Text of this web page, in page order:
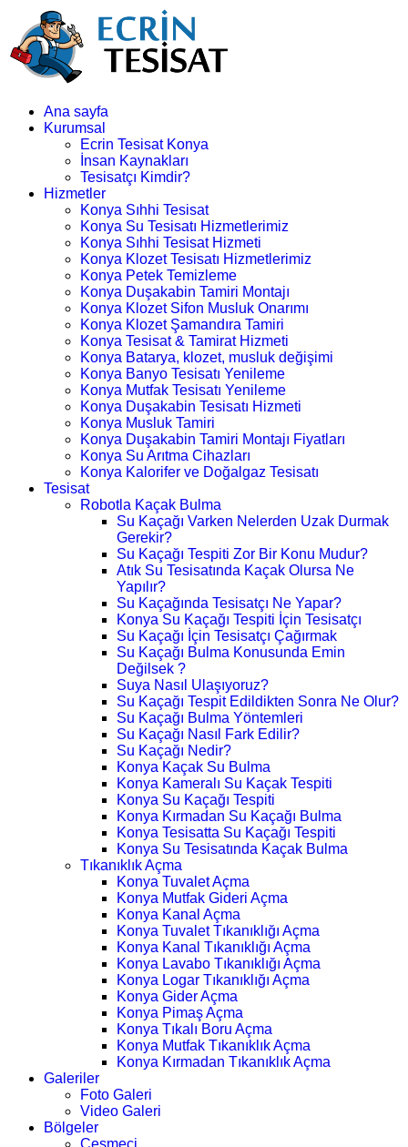
Ana sayfa
Kurumsal
Ecrin Tesisat Konya
İnsan Kaynakları
Tesisatçı Kimdir?
Hizmetler
Konya Sıhhi Tesisat
Konya Su Tesisatı Hizmetlerimiz
Konya Sıhhi Tesisat Hizmeti
Konya Klozet Tesisatı Hizmetlerimiz
Konya Petek Temizleme
Konya Duşakabin Tamiri Montajı
Konya Klozet Sifon Musluk Onarımı
Konya Klozet Şamandıra Tamiri
Konya Tesisat & Tamirat Hizmeti
Konya Batarya, klozet, musluk değişimi
Konya Banyo Tesisatı Yenileme
Konya Mutfak Tesisatı Yenileme
Konya Duşakabin Tesisatı Hizmeti
Konya Musluk Tamiri
Konya Duşakabin Tamiri Montajı Fiyatları
Konya Su Arıtma Cihazları
Konya Kalorifer ve Doğalgaz Tesisatı
Tesisat
Robotla Kaçak Bulma
Su Kaçağı Varken Nelerden Uzak Durmak
Gerekir?
Su Kaçağı Tespiti Zor Bir Konu Mudur?
Atık Su Tesisatında Kaçak Olursa Ne
Yapılır?
Su Kaçağında Tesisatçı Ne Yapar?
Konya Su Kaçağı Tespiti İçin Tesisatçı
Su Kaçağı İçin Tesisatçı Çağırmak
Su Kaçağı Bulma Konusunda Emin
Değilsek ?
Suya Nasıl Ulaşıyoruz?
Su Kaçağı Tespit Edildikten Sonra Ne Olur?
Su Kaçağı Bulma Yöntemleri
Su Kaçağı Nasıl Fark Edilir?
Su Kaçağı Nedir?
Konya Kaçak Su Bulma
Konya Kameralı Su Kaçak Tespiti
Konya Su Kaçağı Tespiti
Konya Kırmadan Su Kaçağı Bulma
Konya Tesisatta Su Kaçağı Tespiti
Konya Su Tesisatında Kaçak Bulma
Tıkanıklık Açma
Konya Tuvalet Açma
Konya Mutfak Gideri Açma
Konya Kanal Açma
Konya Tuvalet Tıkanıklığı Açma
Konya Kanal Tıkanıklığı Açma
Konya Lavabo Tıkanıklığı Açma
Konya Logar Tıkanıklığı Açma
Konya Gider Açma
Konya Pimaş Açma
Konya Tıkalı Boru Açma
Konya Mutfak Tıkanıklık Açma
Konya Kırmadan Tıkanıklık Açma
Galeriler
Foto Galeri
Video Galeri
Bölgeler